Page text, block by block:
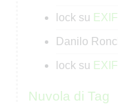
lock su
Danilo
lock su
Nuvola di Tag